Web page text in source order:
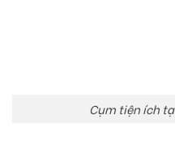
Cụm tiện ích